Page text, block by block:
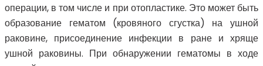
операции, в том числе и при отопластике. Это может быть
образование гематом (кровяного сгустка) на ушной
раковине, присоединение инфекции в ране и хряще
ушной раковины. При обнаружении гематомы в ходе